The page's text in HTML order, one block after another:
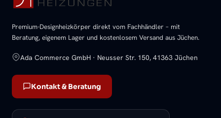
Premium-Designheizkörper direkt vom Fachhändler – mit
Beratung, eigenem Lager und kostenlosem Versand aus Jüchen.
Ada Commerce GmbH · Neusser Str. 150, 41363 Jüchen
Kontakt & Beratung